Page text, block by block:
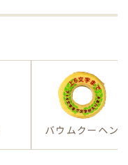
バウムクーヘン
TOP